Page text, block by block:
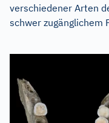
verschiedener Arten
schwer zugänglichem